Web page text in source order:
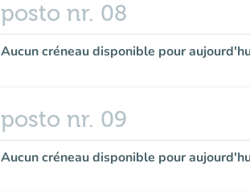
posto nr. 08
Aucun créneau disponible pour
posto nr. 09
Aucun créneau disponible pour